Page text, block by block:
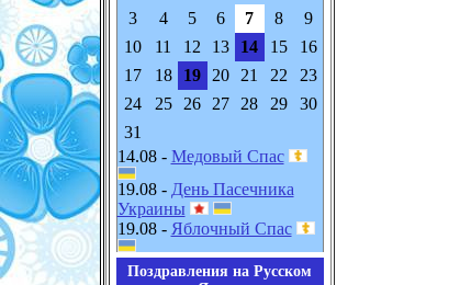
3
4 5 6 7 8
9
10
11 12 13 14 15
16
17
18 19 20 21 22
23
24
25 26 27 28 29
30
31
14.08 - Медовый Спас
19.08 - День Пасечника
Украины
19.08 - Яблочный Спас
Поздравления на Русском